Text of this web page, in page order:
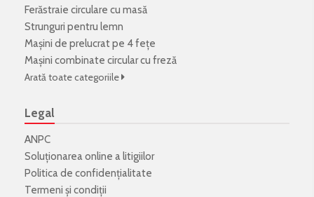
Ferăstraie circulare cu masă
Strunguri pentru lemn
Mașini de prelucrat pe 4 fețe
Mașini combinate circular cu freză
Arată toate categoriile
Legal
ANPC
Soluționarea online a litigiilor
Politica de confidenţialitate
Termeni şi condiţii